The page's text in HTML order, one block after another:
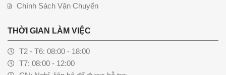
Chính Sách Vận Chuyển
THỜI GIAN LÀM VIỆC
T2 - T6: 08:00 - 18:00
T7: 08:00 - 12:00